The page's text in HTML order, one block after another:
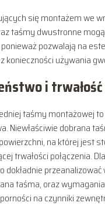
się montażem we
taśmy dwustronne
pozwalają na
konieczności używania
i trwałość
taśmy montażowej
Niewłaściwie dobrana
na której jest
trwałości połączenia.
przeanalizować
taśma, oraz
na czynniki